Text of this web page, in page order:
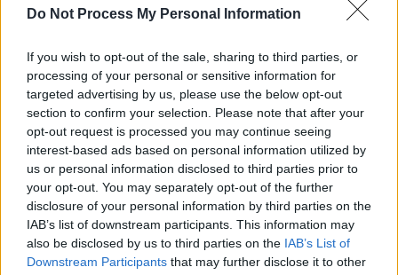
Do Not Process My Personal Information
If you wish to opt-out of the sale, sharing to third parties, or
processing of your personal or sensitive information for
targeted advertising by us, please use the below opt-out
section to confirm your selection. Please note that after your
opt-out request is processed you may continue seeing
interest-based ads based on personal information utilized by
us or personal information disclosed to third parties prior to
your opt-out. You may separately opt-out of the further
disclosure of your personal information by third parties on the
IAB’s list of downstream participants. This information may
also be disclosed by us to third parties on the IAB’s List of
Downstream Participants that may further disclose it to other
Forța Dreptei (L. Orban)
REPER
SENS
SOS (Șoșoacă)
POT (Gavrilă)
PACE (Peia)
Acțiunea Conservatoare (Târziu)
PDF (Lazarus)
PUSL (D. Voiculescu)